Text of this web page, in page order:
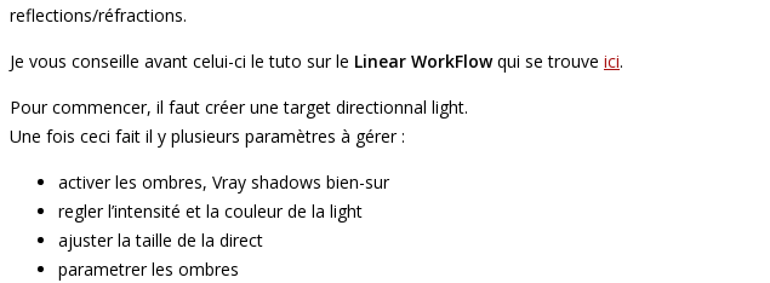
reflections/réfractions.
Je vous conseille avant celui-ci le tuto sur le Linear WorkFlowqui se trouve ici.
Pour commencer, il faut créer une target directionnal light.
Une fois ceci fait il y plusieurs paramètres à gérer :
activer les ombres, Vray shadows bien-sur
regler l’intensité et la couleur de la light
ajuster la taille de la direct
parametrer les ombres